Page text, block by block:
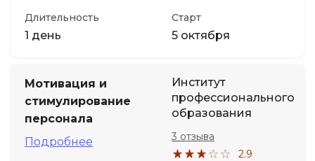
Длительность
1 день
Старт
5 октября
Мотивация и
стимулирование
персонала
Подробнее
Институт
профессионального
образования
2.9
3 отзыва